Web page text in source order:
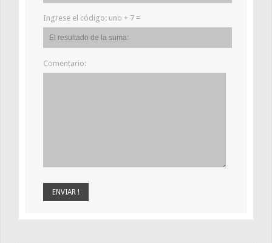
Ingrese el código: uno + 7 =
Comentario: